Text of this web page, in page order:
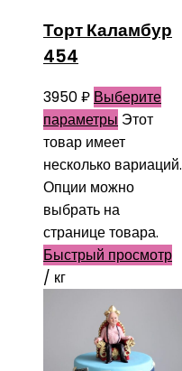
Торт Каламбур
454
3950₽ Выберите
параметры Этот
товар имеет
несколько вариаций.
Опции можно
выбрать на
странице товара.
Быстрый просмотр
/ кг